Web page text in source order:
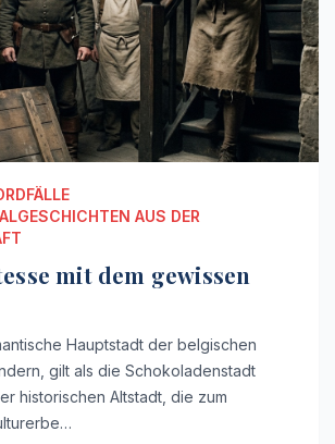
AUS DER
mit dem gewissen
Hauptstadt der belgischen
gilt als die Schokoladenstadt
historischen Altstadt, die zum